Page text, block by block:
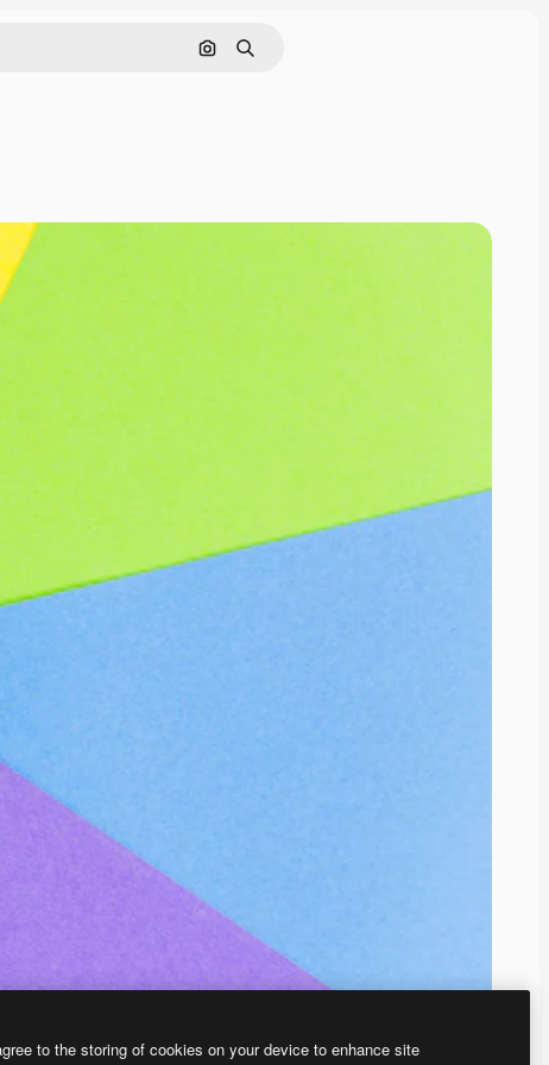
画像で検索
検索
to the storing of cookies on your device to enhance site